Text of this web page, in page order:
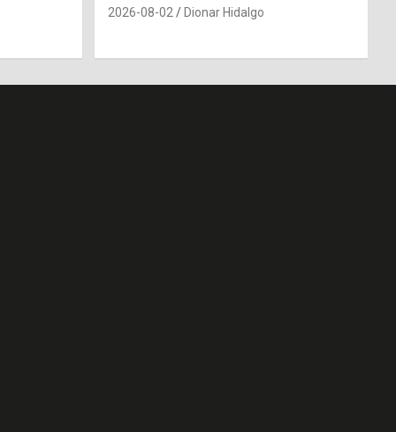
2026-08-02 Dionar Hidalgo